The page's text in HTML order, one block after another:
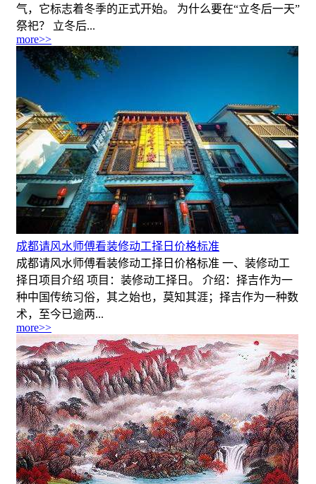
气，它标志着冬季的正式开始。 为什么要在“立冬后一天”
祭祀？ 立冬后...
more>>
成都请风水师傅看装修动工择日价格标准
成都请风水师傅看装修动工择日价格标准 一、装修动工
择日项目介绍 项目：装修动工择日。 介绍：择吉作为一
种中国传统习俗，其之始也，莫知其涯；择吉作为一种数
术，至今已逾两...
more>>